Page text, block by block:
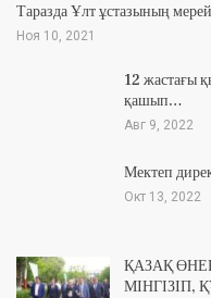
Таразда Ұлт ұстазының
Ноя 10, 2021
12 жастағы
қашып…
Авг 9, 2022
Мектеп
Окт 13, 2022
ҚАЗАҚ
МІНГІЗІП,